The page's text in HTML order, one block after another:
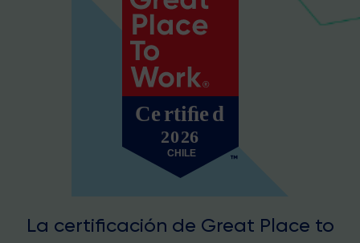
La certificación de Great Place to